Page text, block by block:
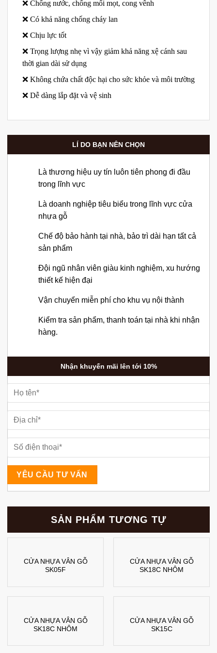
❌ Chống nước, chống mối mọt, cong vênh
❌ Có khả năng chống cháy lan
❌ Chịu lực tốt
❌ Trọng lượng nhẹ vì vậy giảm khả năng xệ cánh sau
thời gian dài sử dụng
❌ Không chứa chất độc hại cho sức khỏe và môi trường
❌ Dễ dàng lắp đặt và vệ sinh
LÍ DO BẠN NÊN CHỌN
Là thương hiệu uy tín luôn tiên phong đi đầu
trong lĩnh vực
Là doanh nghiệp tiêu biểu trong lĩnh vực cửa
nhựa gỗ
Chế độ bảo hành tại nhà, bảo trì dài hạn tất cả
sản phẩm
Đội ngũ nhân viên giàu kinh nghiệm, xu hướng
thiết kế hiện đại
Vận chuyển miễn phí cho khu vụ nội thành
Kiểm tra sản phẩm, thanh toán tại nhà khi nhận
hàng.
Nhận khuyến mãi lên tới 10%
SẢN PHẨM TƯƠNG TỰ
CỬA NHỰA VÂN GỖ
SK05F
CỬA NHỰA VÂN GỖ
SK18C NHÔM
CỬA NHỰA VÂN GỖ
SK18C NHÔM
CỬA NHỰA VÂN GỖ
SK15C